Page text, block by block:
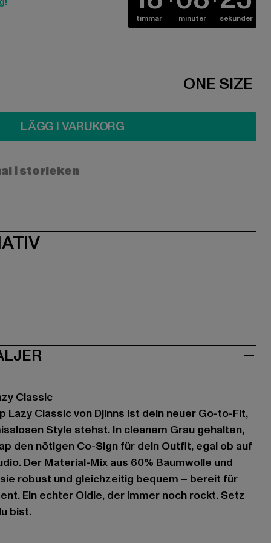
timmar minuter sekunder
ONE SIZE
LÄGG I VARUKORG
i storleken
Classic
Lazy Classic von Djinns ist dein neuer Go-to-Fit,
Style stehst. In cleanem Grau gehalten,
den nötigen Co-Sign für dein Outfit, egal ob auf
Der Material-Mix aus 60% Baumwolle und
robust und gleichzeitig bequem – bereit für
Ein echter Oldie, der immer noch rockt. Setz
bist.